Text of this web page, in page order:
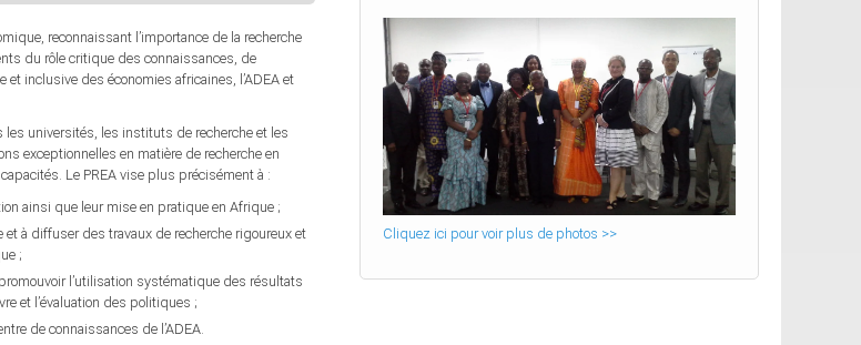
reconnaissant l’importance de la recherche
du rôle critique des connaissances, de
inclusive des économies africaines, l’ADEA et
les universités, les instituts de recherche et les
exceptionnelles en matière de recherche en
Le PREA vise plus précisément à :
ainsi que leur mise en pratique en Afrique ;
à diffuser des travaux de recherche rigoureux et
;
l’utilisation systématique des résultats
et l’évaluation des politiques ;
de connaissances de l’ADEA.
Cliquez ici pour voir plus de photos >>